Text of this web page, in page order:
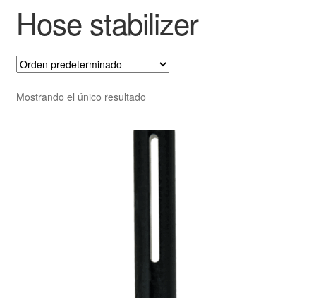
Hose stabilizer
Mostrando el único resultado